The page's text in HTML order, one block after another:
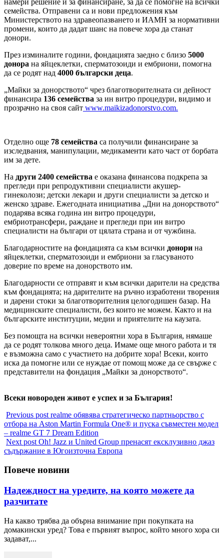
семейства. Отправени са и нови предложения към
Министерството на здравеопазването и ИАМН за нормативни
промени, които да дадат шанс на повече хора да станат
донори.
През изминалите години, фондацията заедно с близо 5000
донора на яйцеклетки, сперматозоиди и ембриони, помогна
да се родят над 4000 български деца.
„Майки за донорството“ чрез благотворителната си дейност
финансира 136 семейства за ин витро процедури, видимо и
прозрачно на своя сайт www.maikizadonorstvo.com.
Отделно още 78 семейства са получили финансиране за
изследвания, манипулации, медикаменти като част от борбата
им за дете.
На други 2400 семейства е оказана финансова подкрепа за
прегледи при репродуктивни специалисти акушер-
гинеколози; детски лекари и други специалисти за детско и
женско здраве. Ежегодната инициатива „Дни на донорството“
подарява всяка година ин витро процедури,
ембриотрансфери, раждане и прегледи при ин витро
специалисти на българи от цялата страна и от чужбина.
Благодарностите на фондацията са към всички донори на
яйцеклетки, сперматозоиди и ембриони за гласуваното
доверие по време на донорството им.
Благодарности се отправят и към всички дарители на средства
към фондацията; на дарителите на ръчно изработени творения
и дарени стоки за благотворителния целогодишен базар. На
медицинските специалисти, без които не можем. Както и на
българските институции, медии и приятелите на каузата.
Без помощта на всички невероятни хора в България, нямаше
да се родят толкова много деца. Имаме още много работа и тя
е възможна само с участието на добрите хора! Всеки, които
иска да помогне или се нуждае от помощ може да се свърже с
представители на фондация „Майки за донорството“.
Всеки новороден живот е успех и за България!
Previous post realme обявява стратегическо партньорство с
отбора на Aston Martin Formula One® и пуска съвместен модел
– realme GT 7 Dream Edition
Next post Oh! Jazz и United Group пренасят ексклузивно джаз
съдържание в Югоизточна Европа
Повече новини
Надеждност на уредите, на която можете да
разчитате
На какво трябва да обърна внимание при покупката на
домакински уред? Това е първият въпрос, който много хора си
задават,...